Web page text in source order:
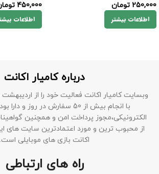
250,000 تومان
اطلاعات بیشتر
450,000
اطلاعات
درباره کامیار اکانت
با انجام بیش از 50 سفارش در روز و
از محبوب ترین و مورد اعتمادترین سایت های
اکانت بازی های موبایلی است.
راه های ارتباطی